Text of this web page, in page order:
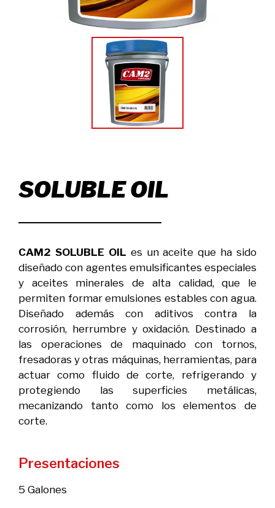
SOLUBLE OIL
CAM2 SOLUBLE OIL es un aceite que ha sido
diseñado con agentes emulsificantes especiales
y aceites minerales de alta calidad, que le
permiten formar emulsiones estables con agua.
Diseñado además con aditivos contra la
corrosión, herrumbre y oxidación. Destinado a
las operaciones de maquinado con tornos,
fresadoras y otras máquinas, herramientas, para
actuar como fluido de corte, refrigerando y
protegiendo las superficies metálicas,
mecanizando tanto como los elementos de
corte.
Presentaciones
5 Galones